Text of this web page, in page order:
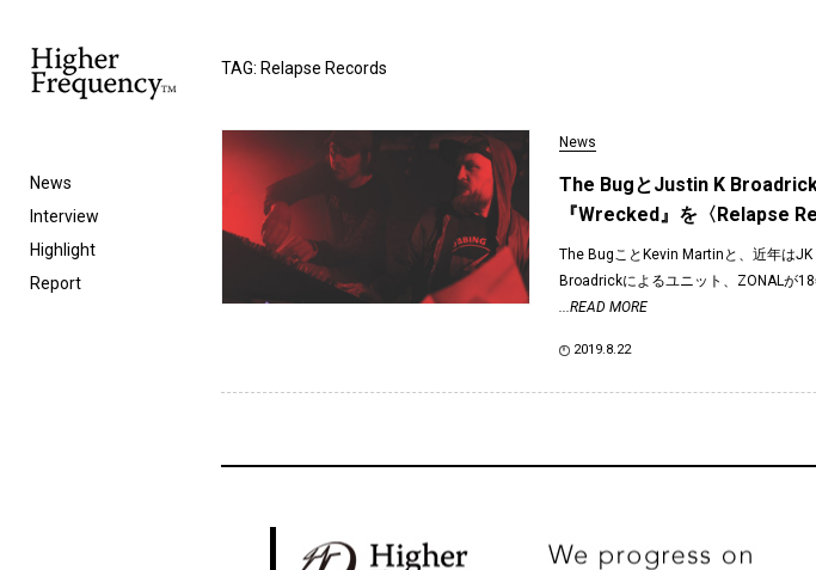
News
Interview
Highlight
Report
TAG: Relapse Records
News
The BugとJustin K
『Wrecked』を〈Relapse
The BugことKevin Martinと、近年は
Broadrickによるユニット、ZONALが
...READ MORE
2019.8.22